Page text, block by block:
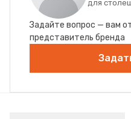
для
Задайте вопрос — вам
представитель бренда